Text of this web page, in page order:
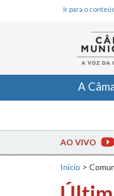
Ir para o
A
AO VIVO
Início >